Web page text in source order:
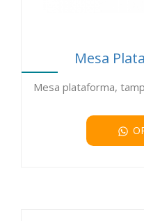
Mesa
Mesa plataforma,